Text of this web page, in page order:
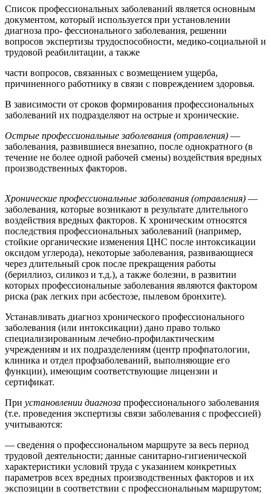
Список профессиональных заболеваний является основным
документом, который используется при установлении
диагноза про- фессионального заболевания, решении
вопросов экспертизы трудоспособности, медико-социальной и
трудовой реабилитации, а также
части вопросов, связанных с возмещением ущерба,
причиненного работнику в связи с повреждением здоровья.
В зависимости от сроков формирования профессиональных
заболеваний их подразделяют на острые и хронические.
Острые профессиональные заболевания (отравления) —
заболевания, развившиеся внезапно, после однократного (в
течение не более одной рабочей смены) воздействия вредных
производственных факторов.
Хронические профессиональные заболевания (отравления) —
заболевания, которые возникают в результате длительного
воздействия вредных факторов. К хроническим относятся
последствия профессиональных заболеваний (например,
стойкие органические изменения ЦНС после интоксикации
оксидом углерода), некоторые заболевания, развивающиеся
через длительный срок после прекращения работы
(бериллиоз, силикоз и т.д.), а также болезни, в развитии
которых профессиональные заболевания являются фактором
риска (рак легких при асбестозе, пылевом бронхите).
Устанавливать диагноз хронического профессионального
заболевания (или интоксикации) дано право только
специализированным лечебно-профилактическим
учреждениям и их подразделениям (центр профпатологии,
клиника и отдел профзаболеваний, выполняющие его
функции), имеющим соответствующие лицензии и
сертификат.
При установлении диагноза профессионального заболевания
(т.е. проведения экспертизы связи заболевания с профессией)
учитываются:
— сведения о профессиональном маршруте за весь период
трудовой деятельности; данные санитарно-гигиенической
характеристики условий труда с указанием конкретных
параметров всех вредных производственных факторов и их
экспозиции в соответствии с профессиональным маршрутом;